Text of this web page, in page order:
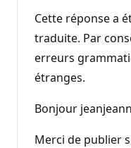
Cette réponse a
traduite. Par
erreurs
étranges.
Bonjour
Merci de publier